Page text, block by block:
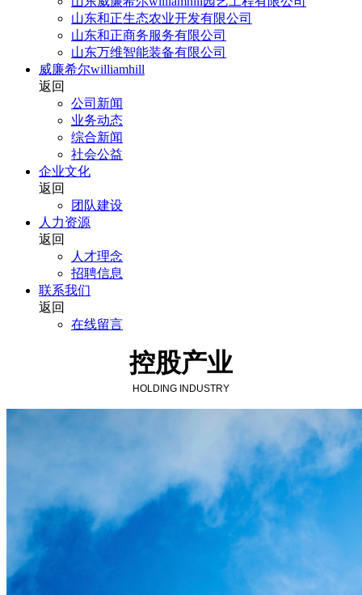
山东和正生态农业开发有限公司
山东和正商务服务有限公司
山东万维智能装备有限公司
威廉希尔williamhill
返回
公司新闻
业务动态
综合新闻
社会公益
企业文化
返回
团队建设
人力资源
返回
人才理念
招聘信息
联系我们
返回
在线留言
控股产业
HOLDING INDUSTRY